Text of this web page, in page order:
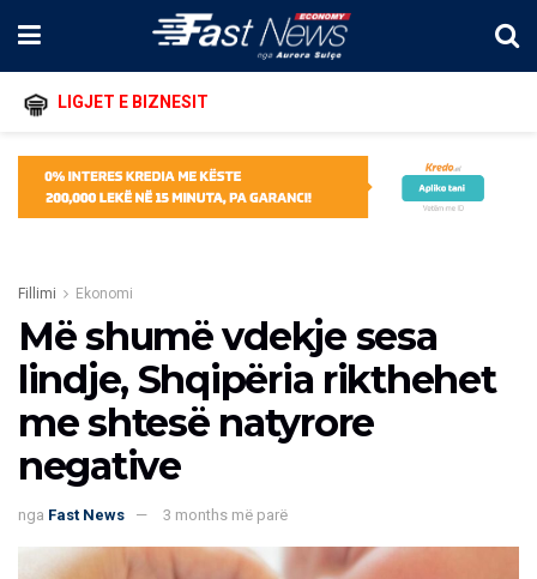
LIGJET E BIZNESIT
Fillimi Ekonomi
Më shumë vdekje sesa
lindje, Shqipëria rikthehet
me shtesë natyrore
negative
nga Fast News 3 months më parë